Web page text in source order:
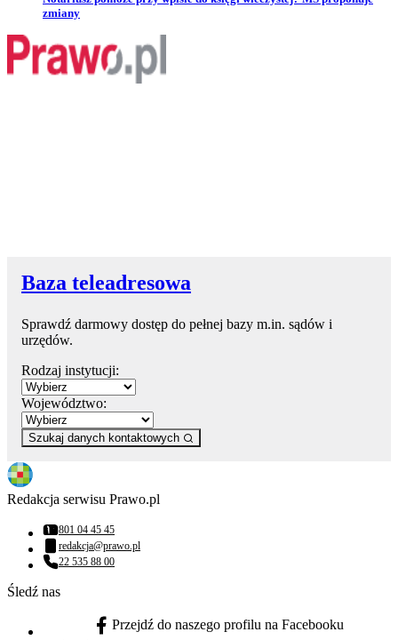
zmiany
Baza teleadresowa
Sprawdź darmowy dostęp do pełnej bazy m.in. sądów i
urzędów.
Rodzaj instytucji:
Województwo:
Szukaj danych kontaktowych
Redakcja serwisu Prawo.pl
Numer telefonu:
801 04 45 45
Adres email:
redakcja@prawo.pl
Numer telefonu:
22 535 88 00
Śledź nas
facebook - otwiera się w nowej karcie
Przejdź do naszego profilu na Facebooku